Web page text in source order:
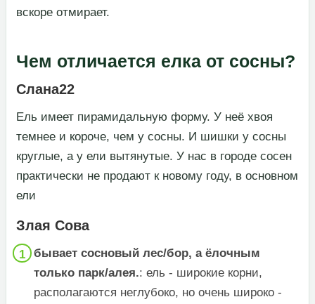
вскоре отмирает.​
Чем отличается елка от сосны?
Слана22
​Ель имеет пирамидальную форму. У неё хвоя
темнее и короче, чем у сосны. И шишки у сосны
круглые, а у ели вытянутые. У нас в городе сосен
практически не продают к новому году, в основном
ели​
Злая Сова
​бывает сосновый лес/бор, а ёлочным
только парк/алея.​​: ель - широкие корни,
располагаются неглубоко, но очень широко -